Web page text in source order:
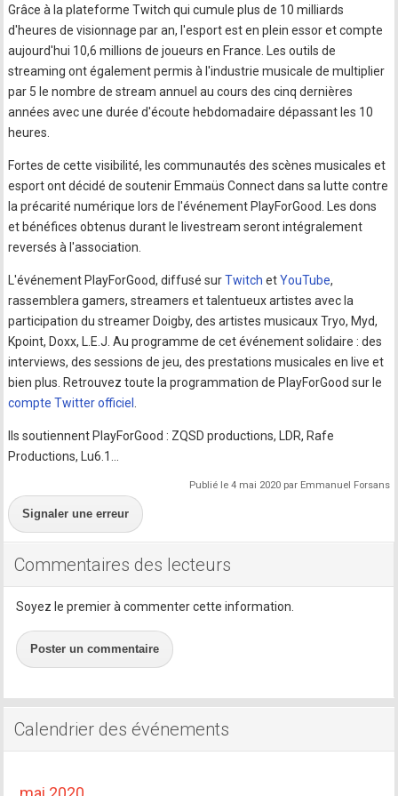
Grâce à la plateforme Twitch qui cumule plus de 10 milliards
d'heures de visionnage par an, l'esport est en plein essor et compte
aujourd'hui 10,6 millions de joueurs en France. Les outils de
streaming ont également permis à l'industrie musicale de multiplier
par 5 le nombre de stream annuel au cours des cinq dernières
années avec une durée d'écoute hebdomadaire dépassant les 10
heures.
Fortes de cette visibilité, les communautés des scènes musicales et
esport ont décidé de soutenir Emmaüs Connect dans sa lutte contre
la précarité numérique lors de l'événement PlayForGood. Les dons
et bénéfices obtenus durant le livestream seront intégralement
reversés à l'association.
L'événement PlayForGood, diffusé surTwitch etYouTube,
rassemblera gamers, streamers et talentueux artistes avec la
participation du streamer Doigby, des artistes musicaux Tryo, Myd,
Kpoint, Doxx, L.E.J. Au programme de cet événement solidaire : des
interviews, des sessions de jeu, des prestations musicales en live et
bien plus. Retrouvez toute la programmation de PlayForGood sur le
compte Twitter officiel .
Ils soutiennent PlayForGood : ZQSD productions, LDR, Rafe
Productions, Lu6.1…
Publié le 4 mai 2020 par Emmanuel Forsans
Signaler une erreur
Commentaires des lecteurs
Soyez le premier à commenter cette information.
Poster un commentaire
Calendrier des événements